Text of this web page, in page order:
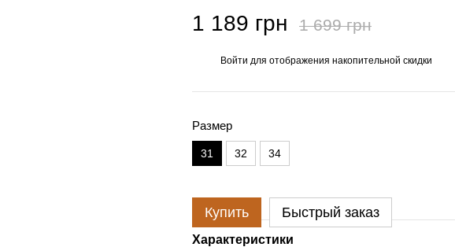
1 189 грн 1 699 грн
Войти для отображения накопительной скидки
Размер
31 32 34
Купить Быстрый заказ
Характеристики